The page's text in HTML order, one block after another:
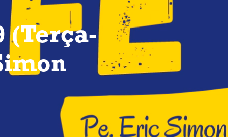
(Terça-